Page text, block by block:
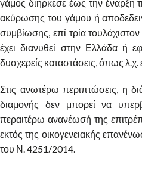
γάμος διήρκεσε έως την έναρξη
ακύρωσης του γάμου ή
συμβίωσης, επί τρία
έχει διανυθεί στην Ελλάδα ή
δυσχερείς καταστάσεις, όπως λ.χ.
Στις ανωτέρω περιπτώσεις, η
διαμονής δεν μπορεί να
περαιτέρω ανανέωσή της
εκτός της οικογενειακής
του Ν. 4251/2014.